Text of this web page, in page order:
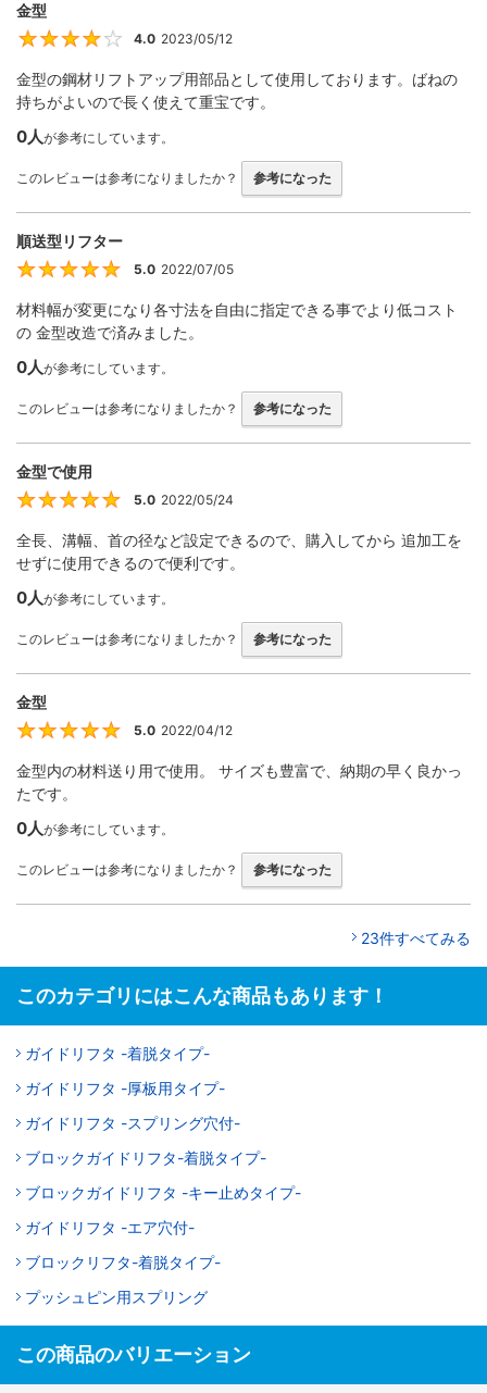
金型
4
4.0 2023/05/12
金型の鋼材リフトアップ用部品として使用しております。ばねの
持ちがよいので長く使えて重宝です。
0人が参考にしています。
このレビューは参考になりましたか？ 参考になった
順送型リフター
5
5.0 2022/07/05
材料幅が変更になり各寸法を自由に指定できる事でより低コスト
の 金型改造で済みました。
0人が参考にしています。
このレビューは参考になりましたか？ 参考になった
金型で使用
5
5.0 2022/05/24
全長、溝幅、首の径など設定できるので、購入してから 追加工を
せずに使用できるので便利です。
0人が参考にしています。
このレビューは参考になりましたか？ 参考になった
金型
5
5.0 2022/04/12
金型内の材料送り用で使用。 サイズも豊富で、納期の早く良かっ
たです。
0人が参考にしています。
このレビューは参考になりましたか？ 参考になった
23件すべてみる
このカテゴリにはこんな商品もあります！
ガイドリフタ -着脱タイプ-
ガイドリフタ -厚板用タイプ-
ガイドリフタ -スプリング穴付-
ブロックガイドリフタ-着脱タイプ-
ブロックガイドリフタ -キー止めタイプ-
ガイドリフタ -エア穴付-
ブロックリフタ-着脱タイプ-
プッシュピン用スプリング
この商品のバリエーション